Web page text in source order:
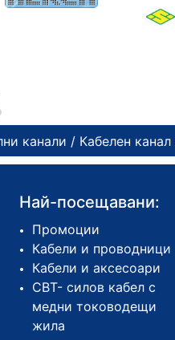
канали / Кабелен
Най-посещавани:
Промоции
Кабели и проводници
Кабели и аксесоари
СВТ- силов кабел с
медни тоководещи
жила